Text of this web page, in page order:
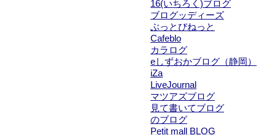
16(いちろく)ブログ
ブログッディーズ
ぶっとびねっと
Cafeblo
カラログ
eしずおかブログ（静岡）
iZa
LiveJournal
マツアズブログ
見て書いてブログ
のブログ
Petit mall BLOG